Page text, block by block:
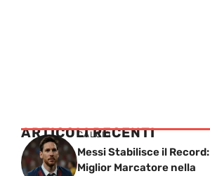
ARTICOLI RECENTI
CALCIO
Messi Stabilisce il Record:
Miglior Marcatore nella